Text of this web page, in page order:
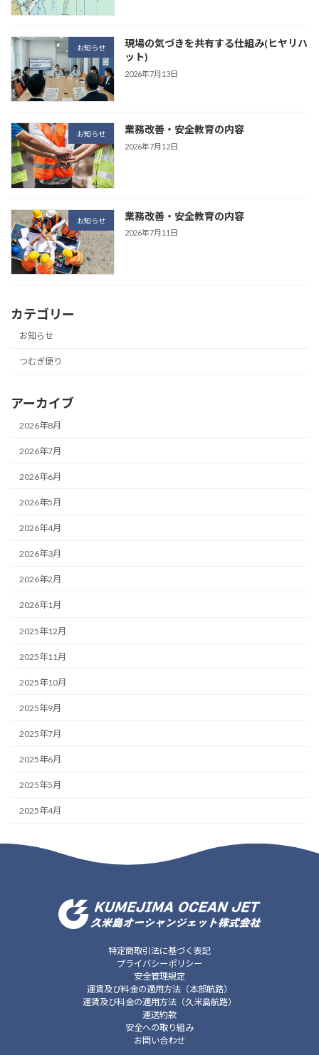
お知らせ
現場の気づきを共有する仕組み(ヒヤリハ
ット)
2026年7月13日
お知らせ 業務改善・安全教育の内容
2026年7月12日
お知らせ 業務改善・安全教育の内容
2026年7月11日
カテゴリー
お知らせ
つむぎ便り
アーカイブ
2026年8月
2026年7月
2026年6月
2026年5月
2026年4月
2026年3月
2026年2月
2026年1月
2025年12月
2025年11月
2025年10月
2025年9月
2025年7月
2025年6月
2025年5月
2025年4月
特定商取引法に基づく表記
プライバシーポリシー
安全管理規定
運賃及び料金の適用方法（本部航路）
運賃及び料金の適用方法（久米島航路）
運送約款
安全への取り組み
お問い合わせ